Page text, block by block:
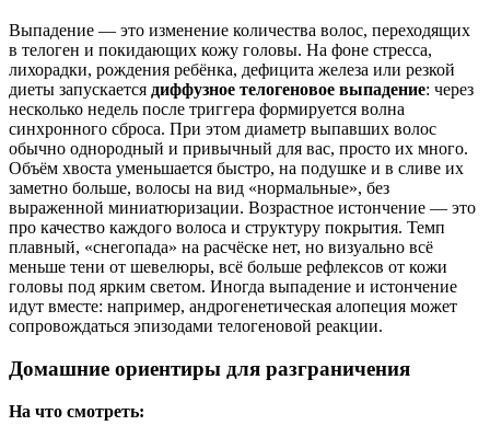
Выпадение — это изменение количества волос, переходящих
в телоген и покидающих кожу головы. На фоне стресса,
лихорадки, рождения ребёнка, дефицита железа или резкой
диеты запускается диффузное телогеновое выпадение: через
несколько недель после триггера формируется волна
синхронного сброса. При этом диаметр выпавших волос
обычно однородный и привычный для вас, просто их много.
Объём хвоста уменьшается быстро, на подушке и в сливе их
заметно больше, волосы на вид «нормальные», без
выраженной миниатюризации. Возрастное истончение — это
про качество каждого волоса и структуру покрытия. Темп
плавный, «снегопада» на расчёске нет, но визуально всё
меньше тени от шевелюры, всё больше рефлексов от кожи
головы под ярким светом. Иногда выпадение и истончение
идут вместе: например, андрогенетическая алопеция может
сопровождаться эпизодами телогеновой реакции.
Домашние ориентиры для разграничения
На что смотреть: